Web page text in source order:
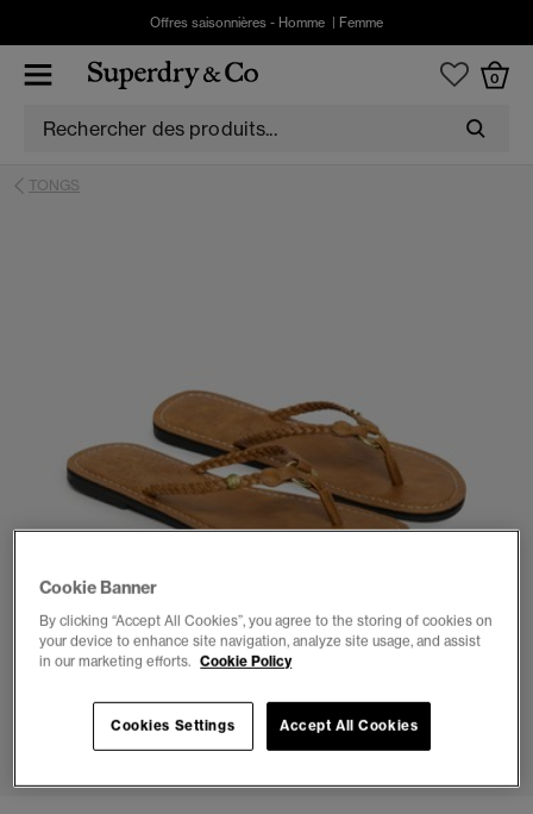
Offres saisonnières - Homme Femme
0
TONGS
2 3 4 6 7 8
Cookie Banner
By clicking “Accept All Cookies”, you agree to the storing of cookies on
your device to enhance site navigation, analyze site usage, and assist
in our marketing efforts. Cookie Policy
Cookies Settings Accept All Cookies